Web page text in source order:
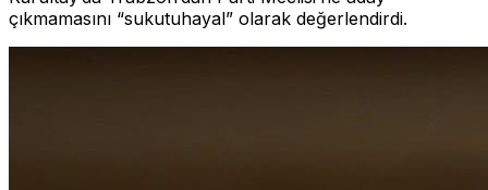
çıkmamasını “sukutuhayal” olarak değerlendirdi.